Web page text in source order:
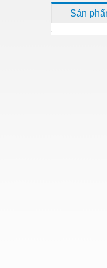
Dịch vụ - Thi
Sản